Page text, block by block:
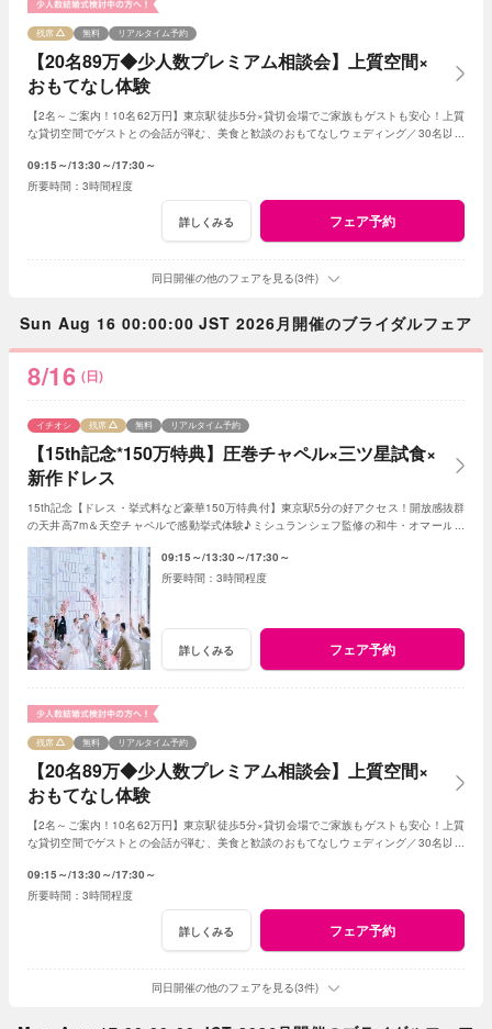
【20名89万◆少人数プレミアム相談会】上質空間×
おもてなし体験
残席 無料 リアルタイム予約
【2名～ご案内！10名62万円】東京駅徒歩5分×貸切会場でご家族もゲストも安心！上質
な貸切空間でゲストとの会話が弾む、美食と歓談のおもてなしウェディング／30名以下
09:15～ 13:30～ 17:30～
3時間程度
詳しくみる フェア予約
同日開催の他のフェアを見る(3件)
Sun Aug 16 00:00:00 JST 2026月開催のブライダルフェア
8/16 (日)
【15th記念*150万特典】圧巻チャペル×三ツ星試食×
新作ドレス
イチオシ 残席 無料 リアルタイム予約
15th記念【ドレス・挙式料など豪華150万特典付】東京駅5分の好アクセス！開放感抜群
の天井高7m＆天空チャペルで感動挙式体験♪ミシュランシェフ監修の和牛・オマール海
09:15～ 13:30～ 17:30～
3時間程度
詳しくみる フェア予約
【20名89万◆少人数プレミアム相談会】上質空間×
おもてなし体験
残席 無料 リアルタイム予約
【2名～ご案内！10名62万円】東京駅徒歩5分×貸切会場でご家族もゲストも安心！上質
な貸切空間でゲストとの会話が弾む、美食と歓談のおもてなしウェディング／30名以下
09:15～ 13:30～ 17:30～
3時間程度
詳しくみる フェア予約
同日開催の他のフェアを見る(3件)